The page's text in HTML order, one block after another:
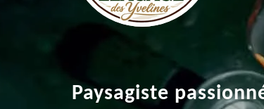
Paysagiste